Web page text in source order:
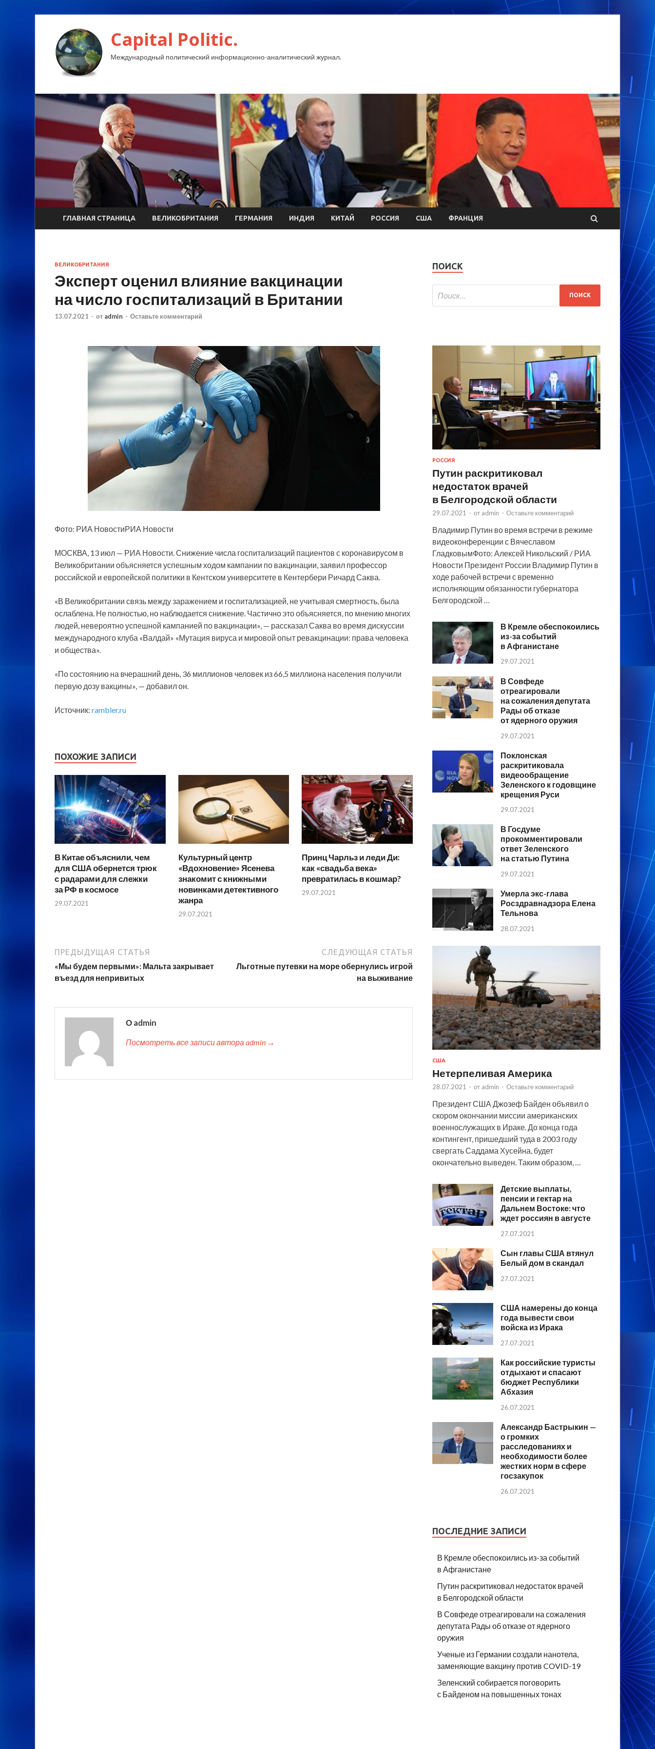
Capital Politic.
Международный политический информационно-аналитический журнал.
ГЛАВНАЯ СТРАНИЦА ВЕЛИКОБРИТАНИЯ ГЕРМАНИЯ ИНДИЯ КИТАЙ РОССИЯ США ФРАНЦИЯ
ВЕЛИКОБРИТАНИЯ
Эксперт оценил влияние вакцинации
на число госпитализаций в Британии
13.07.2021 - от admin - Оставьте комментарий
Фото: РИА НовостиРИА Новости
МОСКВА, 13 июл — РИА Новости. Снижение числа госпитализаций пациентов с коронавирусом в
Великобритании объясняется успешным ходом кампании по вакцинации, заявил профессор
российской и европейской политики в Кентском университете в Кентербери Ричард Саква.
«В Великобритании связь между заражением и госпитализацией, не учитывая смертность, была
ослаблена. Не полностью, но наблюдается снижение. Частично это объясняется, по мнению многих
людей, невероятно успешной кампанией по вакцинации», — рассказал Саква во время дискуссии
международного клуба «Валдай» «Мутация вируса и мировой опыт ревакцинации: права человека
и общества».
«По состоянию на вчерашний день, 36 миллионов человек из 66,5 миллиона населения получили
первую дозу вакцины», — добавил он.
Источник: rambler.ru
ПОХОЖИЕ ЗАПИСИ
В Китае объяснили, чем
для США обернется трюк
с радарами для слежки
за РФ в космосе
29.07.2021
Культурный центр
«Вдохновение» Ясенева
знакомит с книжными
новинками детективного
жанра
29.07.2021
Принц Чарльз и леди Ди:
как «свадьба века»
превратилась в кошмар?
29.07.2021
ПРЕДЫДУЩАЯ СТАТЬЯ
«Мы будем первыми»: Мальта закрывает
въезд для непривитых
СЛЕДУЮЩАЯ СТАТЬЯ
Льготные путевки на море обернулись игрой
на выживание
О admin
Посмотреть все записи автора admin →
ПОИСК
РОССИЯ
Путин раскритиковал
недостаток врачей
в Белгородской области
29.07.2021 - от admin - Оставьте комментарий
Владимир Путин во время встречи в режиме
видеоконференции с Вячеславом
ГладковымФото: Алексей Никольский / РИА
Новости Президент России Владимир Путин в
ходе рабочей встречи с временно
исполняющим обязанности губернатора
Белгородской …
В Кремле обеспокоились
из-за событий
в Афганистане
29.07.2021
В Совфеде
отреагировали
на сожаления депутата
Рады об отказе
от ядерного оружия
29.07.2021
Поклонская
раскритиковала
видеообращение
Зеленского к годовщине
крещения Руси
29.07.2021
В Госдуме
прокомментировали
ответ Зеленского
на статью Путина
29.07.2021
Умерла экс-глава
Росздравнадзора Елена
Тельнова
28.07.2021
США
Нетерпеливая Америка
28.07.2021 - от admin - Оставьте комментарий
Президент США Джозеф Байден объявил о
скором окончании миссии американских
военнослужащих в Ираке. До конца года
контингент, пришедший туда в 2003 году
свергать Саддама Хусейна, будет
окончательно выведен. Таким образом, …
Детские выплаты,
пенсии и гектар на
Дальнем Востоке: что
ждет россиян в августе
27.07.2021
Сын главы США втянул
Белый дом в скандал
27.07.2021
США намерены до конца
года вывести свои
войска из Ирака
27.07.2021
Как российские туристы
отдыхают и спасают
бюджет Республики
Абхазия
26.07.2021
Александр Бастрыкин —
о громких
расследованиях и
необходимости более
жестких норм в сфере
госзакупок
26.07.2021
ПОСЛЕДНИЕ ЗАПИСИ
В Кремле обеспокоились из-за событий
в Афганистане
Путин раскритиковал недостаток врачей
в Белгородской области
В Совфеде отреагировали на сожаления
депутата Рады об отказе от ядерного
оружия
Ученые из Германии создали нанотела,
заменяющие вакцину против COVID-19
Зеленский собирается поговорить
с Байденом на повышенных тонах